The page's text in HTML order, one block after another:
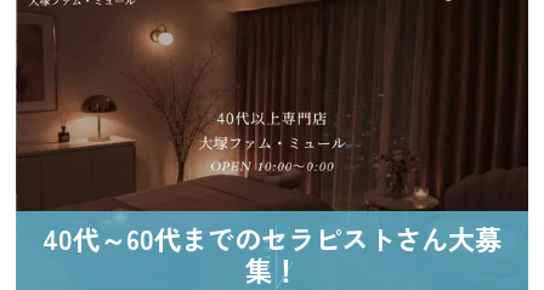
40代～60代までのセラピストさん大募
集！